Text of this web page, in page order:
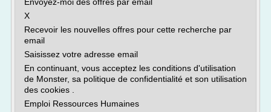
X
Recevoir les nouvelles offres pour cette recherche par
email
Saisissez votre adresse email
En continuant, vous acceptez les conditions d'utilisation
de Monster, sa politique de confidentialité et son utilisation
des cookies .
Emploi Ressources Humaines